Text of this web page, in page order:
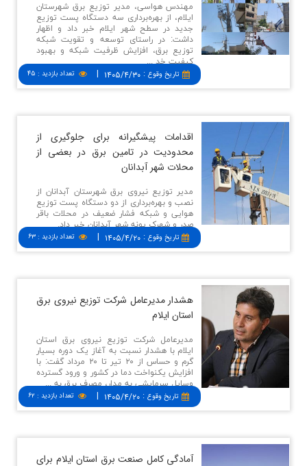
تاريخ وقوع: ۱۴۰۵/۴/۳۰ | تعداد بازدید: ۴۵
مهندس هواسی، مدیر توزیع برق شهرستان
ایلام، از بهره‌برداری سه دستگاه پست توزیع
جدید در سطح شهر ایلام خبر داد و اظهار
داشت: در راستای توسعه و تقویت شبکه
توزیع برق، افزایش ظرفیت شبکه و بهبود
کیفیت خد ...
اقدامات پیشگیرانه برای جلوگیری از
محدودیت در تامین برق در بعضی از
محلات شهر آبدانان
تاريخ وقوع : ۱۴۰۵/۴/۲۰ | تعداد بازدید : ۶۳
مدیر توزیع نیروی برق شهرستان آبدانان از
نصب و بهره‌برداری از دو دستگاه پست توزیع
هوایی و شبکه فشار ضعیف در محلات باقر
صدر و شهرک پونه شهر آبدانان خبر داد.
هشدار مدیرعامل شركت توزیع نیروی برق
استان ایلام
تاريخ وقوع: ۱۴۰۵/۴/۲۰ | تعداد بازدید: ۶۲
مدیرعامل شرکت توزیع نیروی برق استان
ایلام با هشدار نسبت به آغاز یک دوره بسیار
گرم و حساس از ۲۰ تیر تا ۲۰ مرداد گفت: با
افزایش یکنواخت دما در کشور و ورود گسترده
وسایل سرمایشی به مدار، مصرف برق به‌ ...
آمادگی كامل صنعت برق استان ایلام برای